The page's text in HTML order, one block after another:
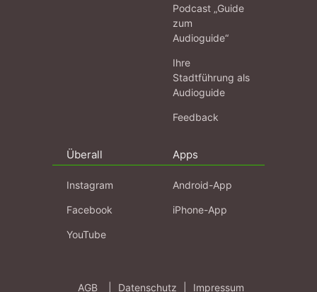
Podcast „Guide
zum
Audioguide“
Ihre
Stadtführung als
Audioguide
Feedback
Überall
Instagram
Facebook
YouTube
Apps
Android-App
iPhone-App
AGB Datenschutz Impressum